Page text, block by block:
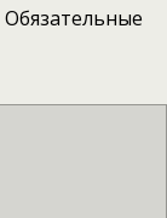
Обязательные